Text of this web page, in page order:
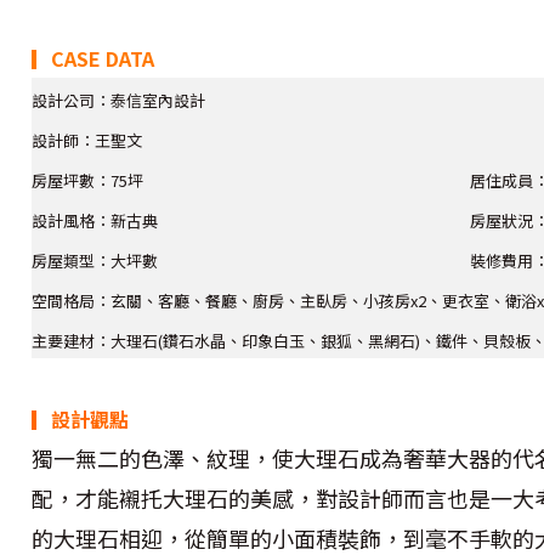
▎CASE DATA
設計公司：泰信室內設計
設計師：王聖文
房屋坪數：75坪
設計風格：新古典
房屋類型：大坪數
居住成員
房屋狀況
裝修費用
空間格局：玄關、客廳、餐廳、廚房、主臥房、小孩房x2、更衣室、衛浴
主要建材：大理石(鑽石水晶、印象白玉、銀狐、黑網石)、鐵件、貝殼板
▎設計觀點
獨一無二的色澤、紋理，使大理石成為奢華大器的
配，才能襯托大理石的美感，對設計師而言也是一
的大理石相迎，從簡單的小面積裝飾，到毫不手軟